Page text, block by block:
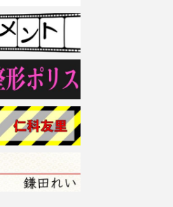
整備は“ノープラ
ユニクロ“モデル
田夢実と熱愛報
強調の「過激す
着」公開でネッ